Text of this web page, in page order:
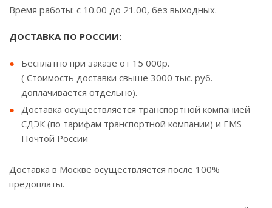
Время работы: с 10.00 до 21.00, без выходных.
ДОСТАВКА ПО РОССИИ:
Бесплатно при заказе от 15 000р.
( Стоимость доставки свыше 3000 тыс. руб.
доплачивается отдельно).
Доставка осуществляется транспортной компанией
СДЭК (по тарифам транспортной компании) и EMS
Почтой России
Доставка в Москве осуществляется после 100%
предоплаты.